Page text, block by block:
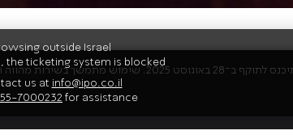
הסכמה לתנאים החדשים.
outside Israel.
ticketing system is blocked.
us at info@ipo.co.il
7000232 for assistance.